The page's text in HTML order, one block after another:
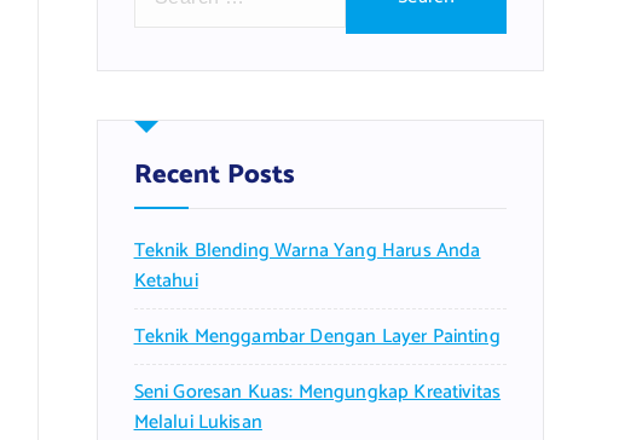
r
h
f
o
:
Recent Posts
Teknik Blending Warna Yang Harus Anda
Ketahui
Teknik Menggambar Dengan Layer Painting
Seni Goresan Kuas: Mengungkap Kreativitas
Melalui Lukisan